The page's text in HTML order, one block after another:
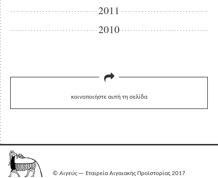
2011
2010
κοινοποιήστε αυτή τη σελίδα
©Αιγεύς— Εταιρεία Αιγαιακής Προϊστορίας 2017